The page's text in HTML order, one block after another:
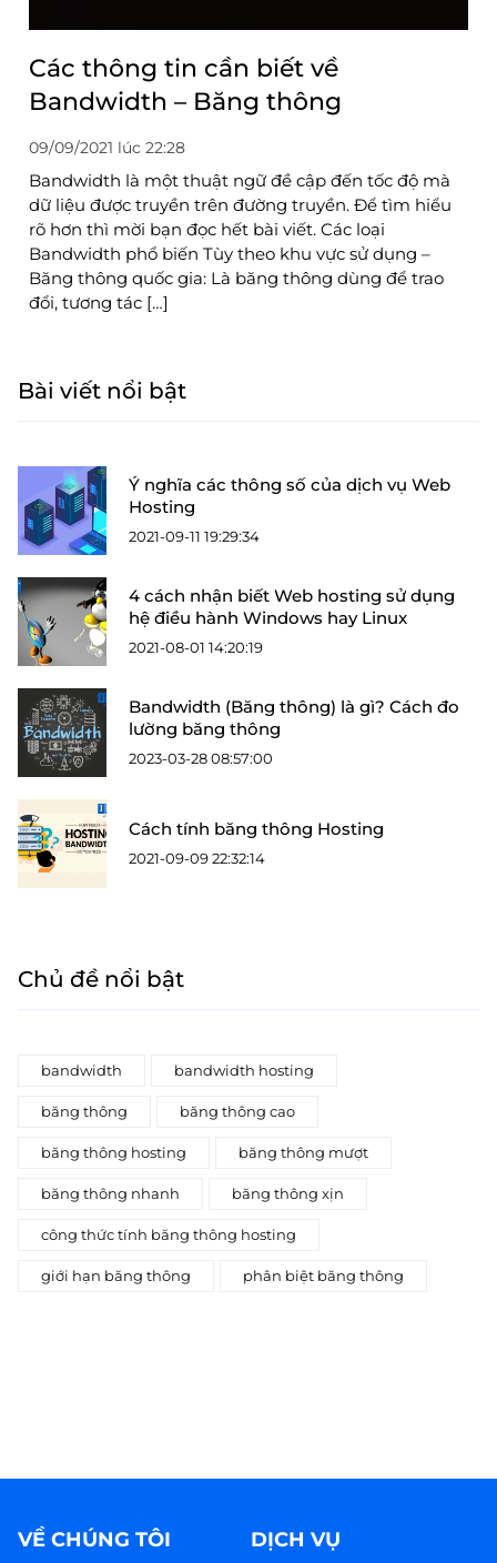
Các thông tin cần biết về
Bandwidth – Băng thông
09/09/2021 lúc 22:28
Bandwidth là một thuật ngữ đề cập đến tốc độ mà
dữ liệu được truyền trên đường truyền. Để tìm hiểu
rõ hơn thì mời bạn đọc hết bài viết. Các loại
Bandwidth phổ biến Tùy theo khu vực sử dụng –
Băng thông quốc gia: Là băng thông dùng để trao
đổi, tương tác […]
Bài viết nổi bật
Ý nghĩa các thông số của dịch vụ Web
Hosting
2021-09-11 19:29:34
4 cách nhận biết Web hosting sử dụng
hệ điều hành Windows hay Linux
2021-08-01 14:20:19
Bandwidth (Băng thông) là gì? Cách đo
lường băng thông
2023-03-28 08:57:00
Cách tính băng thông Hosting
2021-09-09 22:32:14
Chủ đề nổi bật
bandwidth bandwidth hosting
băng thông băng thông cao
băng thông hosting băng thông mượt
băng thông nhanh băng thông xịn
công thức tính băng thông hosting
giới hạn băng thông phân biệt băng thông
VỀ CHÚNG TÔI DỊCH VỤ